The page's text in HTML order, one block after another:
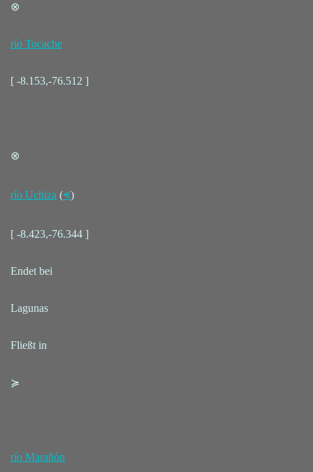
⊗
río Tocache
[ -8.153,-76.512 ]
⊗
río Uchiza (⪪)
[ -8.423,-76.344 ]
Endet bei
Lagunas
Fließt in
≽
río Marañón